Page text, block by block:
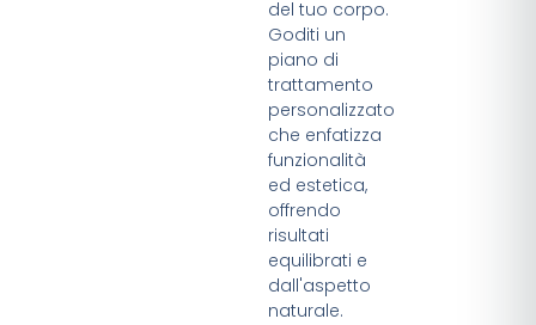
del tuo corpo.
Goditi un
piano di
trattamento
personalizzato
che enfatizza
funzionalità
ed estetica,
offrendo
risultati
equilibrati e
dall'aspetto
naturale.